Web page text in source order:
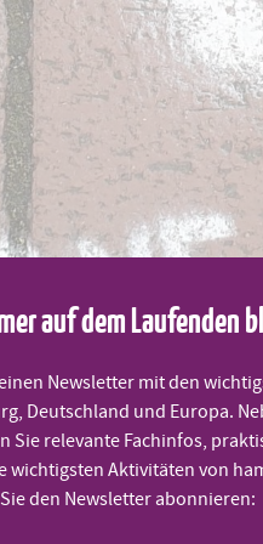
der Flucht
auf dem Laufenden
Newsletter mit den
Deutschland und Europa.
Sie relevante Fachinfos,
wichtigsten Aktivitäten von
den Newsletter abonnieren: